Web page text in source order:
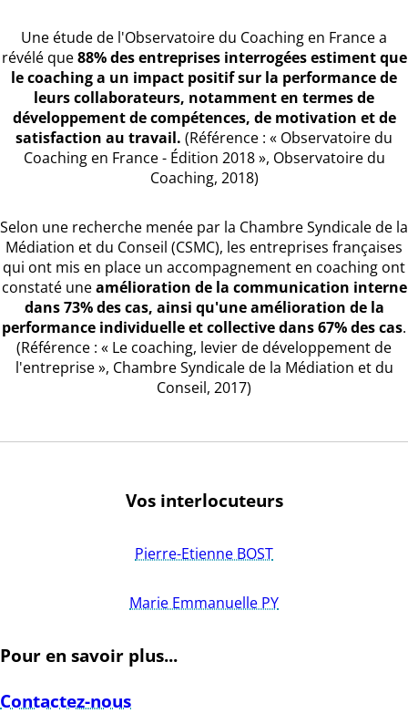
Une étude de l'Observatoire du Coaching en France a
révélé que88% des entreprises interrogées estiment que
le coaching a un impact positif sur la performance de
leurs collaborateurs, notamment en termes de
développement de compétences, de motivation et de
satisfaction au travail. (Référence : « Observatoire du
Coaching en France - Édition 2018 », Observatoire du
Coaching, 2018)
Selon une recherche menée par la Chambre Syndicale de la
Médiation et du Conseil (CSMC), les entreprises françaises
qui ont mis en place un accompagnement en coaching ont
constaté uneamélioration de la communication interne
dans 73% des cas, ainsi qu'une amélioration de la
performance individuelle et collective dans 67% des cas.
(Référence : « Le coaching, levier de développement de
l'entreprise », Chambre Syndicale de la Médiation et du
Conseil, 2017)
Vos interlocuteurs
Pierre-Etienne BOST
Marie Emmanuelle PY
Pour en savoir plus...
Contactez-nous